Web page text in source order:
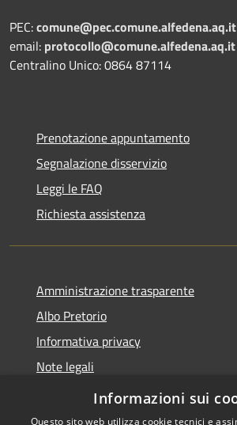
PEC:comune@pec.comune.alfedena.aq.it
email: protocollo@comune.alfedena.aq.it
Centralino Unico: 0864 87114
Prenotazione appuntamento
Segnalazione disservizio
Leggi le FAQ
Richiesta assistenza
Amministrazione trasparente
Albo Pretorio
Informativa privacy
Note legali
Dichiarazione di accessibilità
Informazioni sui
Questo sito web utilizza cookie tecnici e